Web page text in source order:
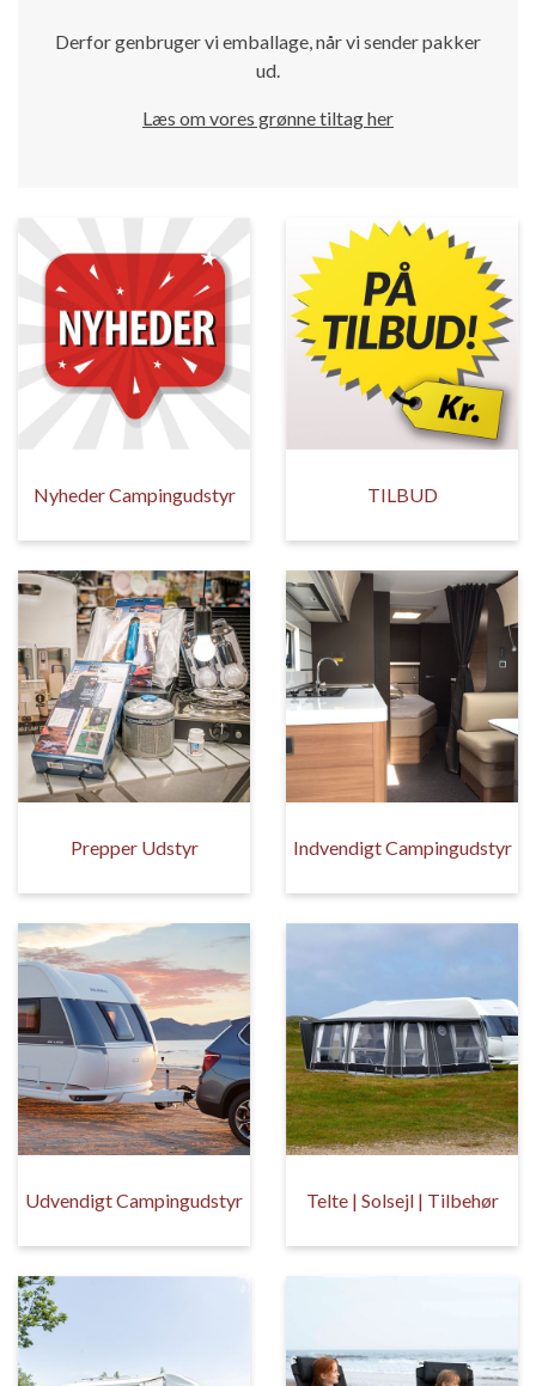
Derfor genbruger vi emballage, når vi sender pakker
ud.
Læs om vores grønne tiltag her
Nyheder Campingudstyr TILBUD
Prepper Udstyr Indvendigt Campingudstyr
Udvendigt Campingudstyr Telte | Solsejl | Tilbehør